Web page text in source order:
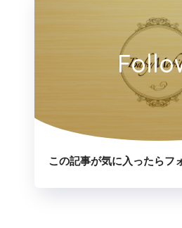
この記事が気に入ったらフ